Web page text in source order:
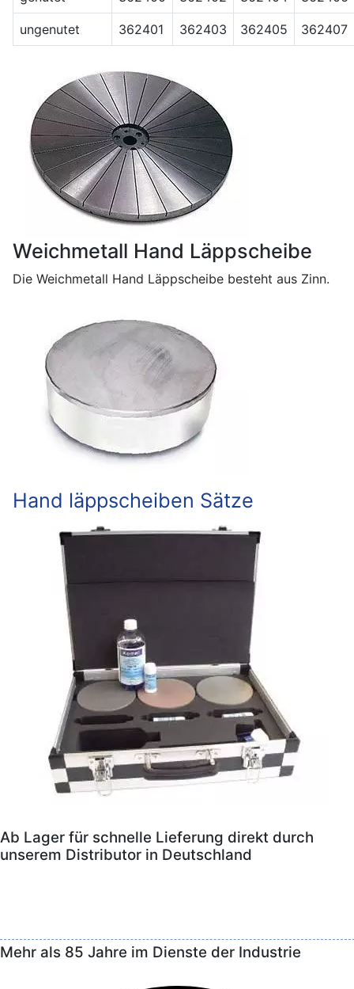
ungenutet 362401 362403 362405 362407
Weichmetall Hand Läppscheibe
Die Weichmetall Hand Läppscheibe besteht aus Zinn.
Hand läppscheiben Sätze
Ab Lager für schnelle Lieferung direkt durch
unserem Distributor in Deutschland
Mehr als 85 Jahre im Dienste der Industrie